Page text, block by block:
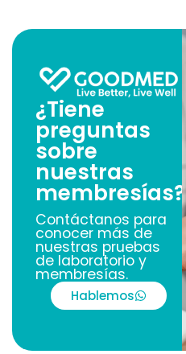
¿Tiene
preguntas
sobre
nuestras
membresías?
Contáctanos para
conocer más de
nuestras pruebas
de laboratorio y
membresías.
Hablemos